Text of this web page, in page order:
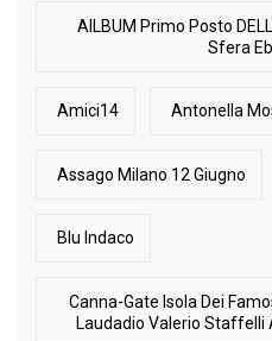
AlLBUM Primo Posto
Sfera
Amici14 Antonella
Assago Milano 12 Giugno
Blu Indaco
Canna-Gate Isola Dei
Laudadio Valerio Staffelli